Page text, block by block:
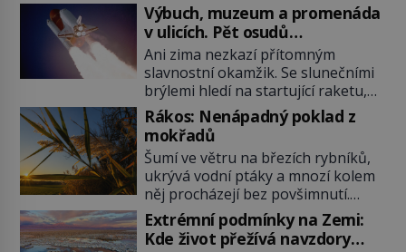
Výbuch, muzeum a promenáda
v ulicích. Pět osudů
nejslavnějších raketoplánů
Ani zima nezkazí přítomným
slavnostní okamžik. Se slunečními
brýlemi hledí na startující raketu,
která má do vesmíru vynést kromě
posádky také obyčejnou učitelku.
Po několika sekundách všem
ztuhnou úsměvy, stroj totiž
exploduje. Jejich konstrukce není
z levného kraje, daňové poplatníky
stojí miliardy dolarů. Na druhou
stranu zvládnou jen představitelné
Rákos: Nenápadný poklad z
mokřadů
Šumí ve větru na březích rybníků,
ukrývá vodní ptáky a mnozí kolem
něj procházejí bez povšimnutí.
Přesto právě rákos pomáhal stavět
domy, vyrábět lodě, zapisovat první
Extrémní podmínky na Zemi:
Kde život přežívá navzdory